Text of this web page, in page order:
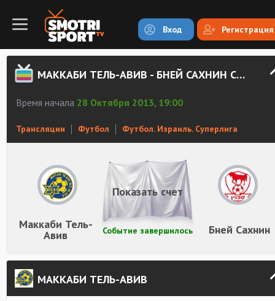
Вход Регистрация
МАККАБИ ТЕЛЬ-АВИВ - БНЕЙ САХНИН СМОТРЕТЬ ОНЛАЙН
Время начала 28 Октября 2013, 19:00
Трансляции Футбол Футбол. Израиль. Суперлига
Маккаби Тель-
Авив Бней Сахнин
Событие завершилось
Показать счет
МАККАБИ ТЕЛЬ-АВИВ